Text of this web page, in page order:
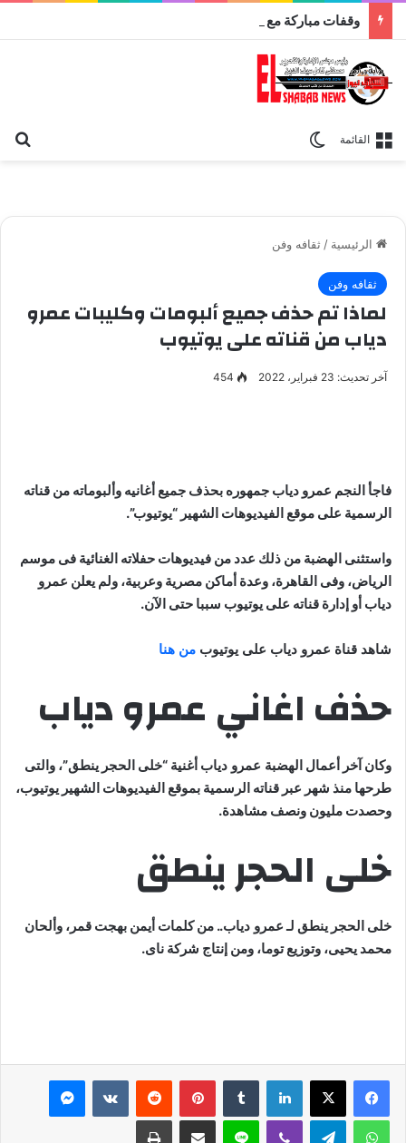
القائمة
الرئيسية / ثقافه وفن
ثقافه وفن
لماذا تم حذف جميع ألبومات وكليبات عمرو
دياب من قناته على يوتيوب
آخر تحديث: 23 فبراير، 2022 454
فاجأ النجم عمرو دياب جمهوره بحذف جميع أغانيه وألبوماته من قناته
الرسمية على موقع الفيديوهات الشهير “يوتيوب”.
واستثنى الهضبة من ذلك عدد من فيديوهات حفلاته الغنائية فى موسم
الرياض، وفى القاهرة، وعدة أماكن مصرية وعربية، ولم يعلن عمرو
دياب أو إدارة قناته على يوتيوب سببا حتى الآن.
شاهد قناة عمرو دياب على يوتيوب من هنا
حذف اغاني عمرو دياب
وكان آخر أعمال الهضبة عمرو دياب أغنية “خلى الحجر ينطق”، والتى
طرحها منذ شهر عبر قناته الرسمية بموقع الفيديوهات الشهير يوتيوب،
وحصدت مليون ونصف مشاهدة.
خلى الحجر ينطق
خلى الحجر ينطق لـعمرو دياب.. من كلمات أيمن بهجت قمر، وألحان
محمد يحيى، وتوزيع توما، ومن إنتاج شركة ناى.
لينكدإن بينتيريست ماسنجر
واتساب تيلقرام ڤايبر لاين مشاركة عبر البريد طباعة